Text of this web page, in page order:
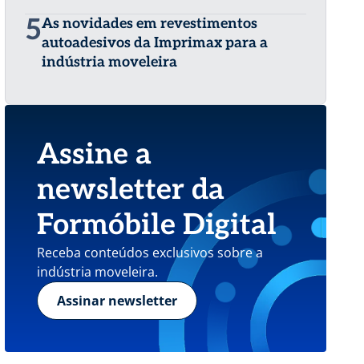
5As novidades em revestimentos
autoadesivos da Imprimax para a
indústria moveleira
Assine a
newsletter da
Formóbile Digital
Receba conteúdos exclusivos sobre a
indústria moveleira.
Assinar newsletter